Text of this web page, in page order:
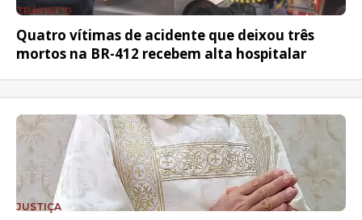
TRÂNSITO
Quatro vítimas de acidente que deixou três
mortos na BR-412 recebem alta hospitalar
JUSTIÇA